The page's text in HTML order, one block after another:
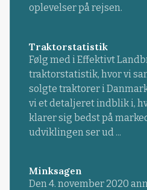
oplevelser på rejsen.
Traktorstatistik
Følg med i Effektivt
traktorstatistik, hvor vi
solgte traktorer i
vi et detaljeret indblik i,
klarer sig bedst på
udviklingen ser ud ...
Minksagen
Den 4. november 2020